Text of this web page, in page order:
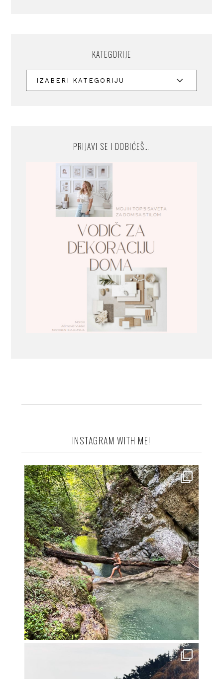
KATEGORIJE
PRIJAVI SE I DOBIĆEŠ…
INSTAGRAM WITH ME!